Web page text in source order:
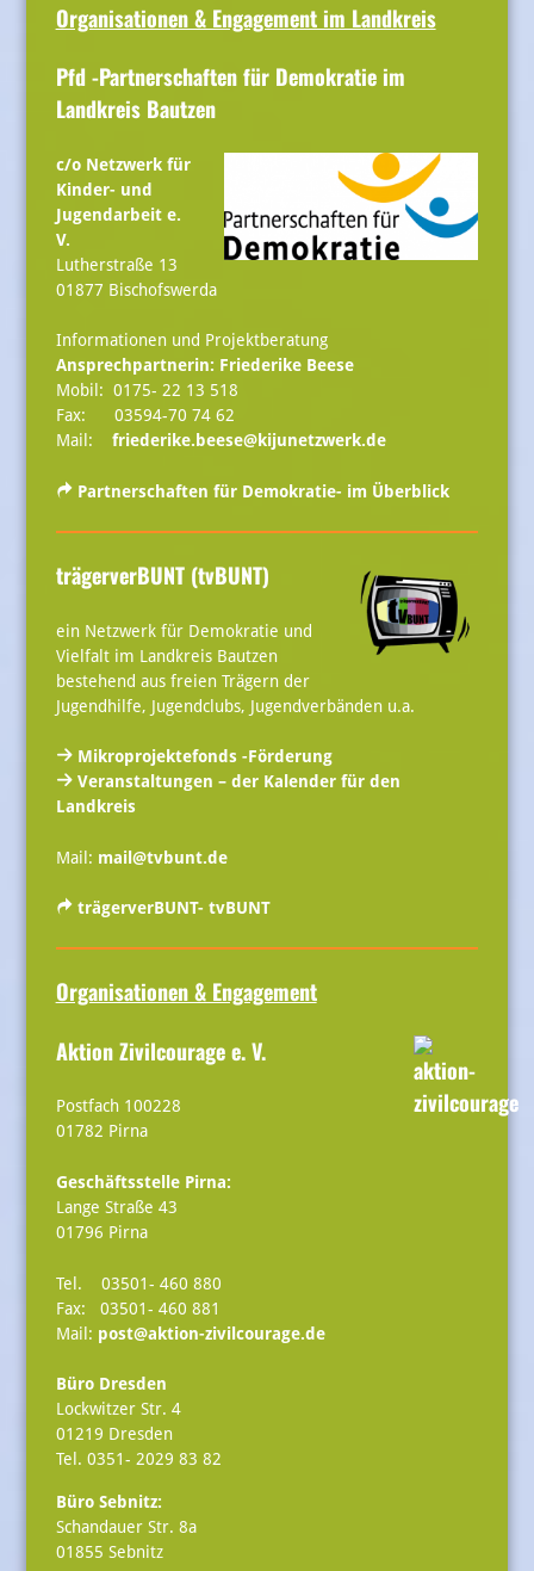
Organisationen & Engagement im Landkreis
Pfd -Partnerschaften für Demokratie im
Landkreis Bautzen
c/o Netzwerk für
Kinder- und
Jugendarbeit e.
V.
Lutherstraße 13
01877 Bischofswerda
Informationen und Projektberatung
Ansprechpartnerin: Friederike Beese
Mobil: 0175- 22 13 518
Fax: 03594-70 74 62
Mail: friederike.beese@kijunetzwerk.de
Partnerschaften für Demokratie- im Überblick
trägerverBUNT (tvBUNT)
ein Netzwerk für Demokratie und
Vielfalt im Landkreis Bautzen
bestehend aus freien Trägern der
Jugendhilfe, Jugendclubs, Jugendverbänden u.a.
Mikroprojektefonds -Förderung
Veranstaltungen – der Kalender für den
Landkreis
Mail: mail@tvbunt.de
trägerverBUNT- tvBUNT
Organisationen & Engagement
Aktion Zivilcourage e. V.
Postfach 100228
01782 Pirna
Geschäftsstelle Pirna:
Lange Straße 43
01796 Pirna
Tel. 03501- 460 880
Fax: 03501- 460 881
Mail: post@aktion-zivilcourage.de
Büro Dresden
Lockwitzer Str. 4
01219 Dresden
Tel. 0351- 2029 83 82
Büro Sebnitz:
Schandauer Str. 8a
01855 Sebnitz